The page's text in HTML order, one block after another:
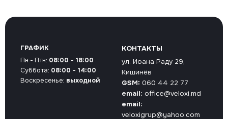
КОНТАКТЫ
ул. Иоана Раду 29,
Кишинёв
GSM: 060 44 22 77
email: office@veloxi.md
email:
veloxigrup@yahoo.com
ГРАФИК
Пн - Птн: 08:00 - 18:00
Суббота: 08:00 - 14:00
Воскресенье: выходной